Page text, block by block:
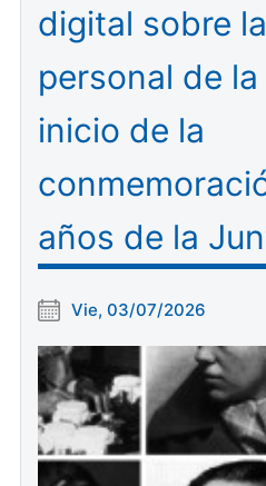
digital sobre
personal de la
inicio de la
años de la
Vie, 03/07/2026